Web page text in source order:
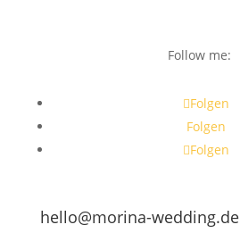
Follow me:
Folgen
Folgen
Folgen
hello@morina-wedding.de